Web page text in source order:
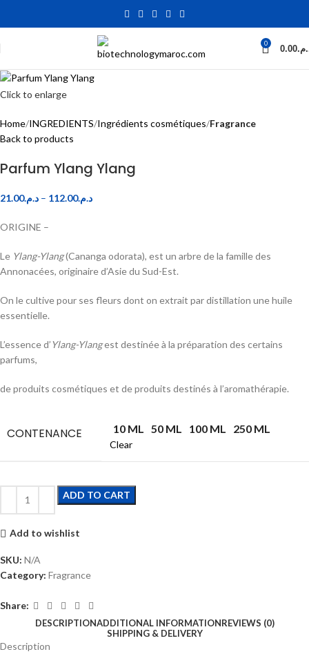
0 0.00
Click to enlarge
Home INGREDIENTS Ingrédients cosmétiques Fragrance
Back to products
Parfum Ylang Ylang
د.م.21.00 – د.م.112.00
ORIGINE –
Le Ylang-Ylang(Cananga odorata), est un arbre de la famille des
Annonacées, originaire d’Asie du Sud-Est.
On le cultive pour ses fleurs dont on extrait par distillation une huile
essentielle.
L’essence d’Ylang-Ylangest destinée à la préparation des certains
parfums,
de produits cosmétiques et de produits destinés à l’aromathérapie.
CONTENANCE 10 ML 50 ML 100 ML 250 ML
Clear
ADD TO CART
Add to wishlist
SKU: N/A
Category: Fragrance
Share:
DESCRIPTIONADDITIONAL INFORMATIONREVIEWS (0)
SHIPPING & DELIVERY
Description